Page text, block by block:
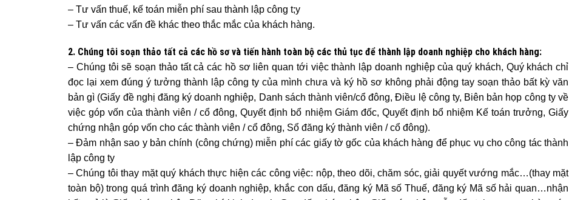
– Tư vấn thuế, kế toán miễn phí sau thành lập công t;y
– Tư vấn các vấn đề khác theo thắc mắc của khách hàng.
2. Chúng tôi soạn thảo tất cả các hồ sơ và tiến hành toàn bộ các thủ tục để thành lập doanh nghiệp cho khách hàng:
– Chúng tôi sẽ soạn thảo tất cả các hồ sơ liên quan tới việc thành lập doanh nghiệp của quý khách, Quý khách chỉ
đọc lại xem đúng ý tưởng thành lập công ty của mình chưa và ký hồ sơ không phải động tay soạn thảo bất kỳ văn
bản gì (Giấy đề nghị đăng ký doanh nghiệp, Danh sách thành viên/cổ đông, Điều lệ công ty, Biên bản họp công ty về
việc góp vốn của thành viên / cổ đông, Quyết định bổ nhiệm Giám đốc, Quyết định bổ nhiệm Kế toán trưởng, Giấy
chứng nhận góp vốn cho các thành viên / cổ đông, Sổ đăng ký thành viên / cổ đông).
– Đảm nhận sao y bản chính (công chứng) miễn phí các giấy tờ gốc của khách hàng để phục vụ cho công tác thành
lập công ty
– Chúng tôi thay mặt quý khách thực hiện các công việc: nộp, theo dõi, chăm sóc, giải quyết vướng mắc…(thay mặt
toàn bộ) trong quá trình đăng ký doanh nghiệp, khắc con dấu, đăng ký Mã số Thuế, đăng ký Mã số hải quan…nhận